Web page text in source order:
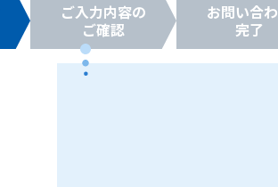
ご入力内容の
ご確認
お問い合
完了